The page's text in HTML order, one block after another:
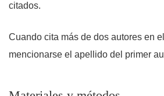
citados.
Cuando cita más de dos autores en
mencionarse el apellido del primer